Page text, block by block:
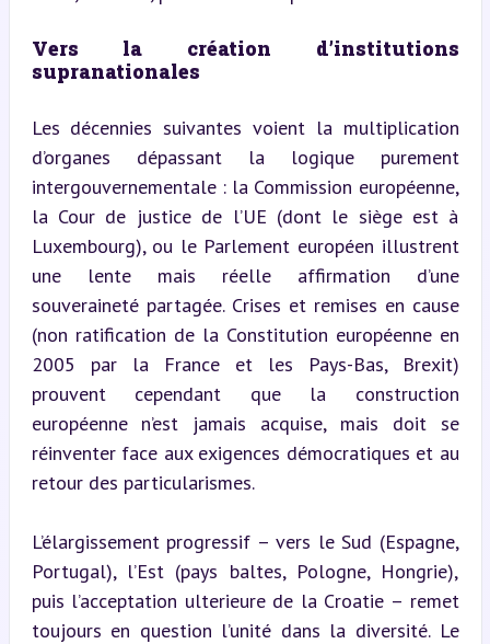
Vers la création d’institutions
supranationales
Les décennies suivantes voient la multiplication
d’organes dépassant la logique purement
intergouvernementale : la Commission européenne,
la Cour de justice de l’UE (dont le siège est à
Luxembourg), ou le Parlement européen illustrent
une lente mais réelle affirmation d’une
souveraineté partagée. Crises et remises en cause
(non ratification de la Constitution européenne en
2005 par la France et les Pays-Bas, Brexit)
prouvent cependant que la construction
européenne n’est jamais acquise, mais doit se
réinventer face aux exigences démocratiques et au
retour des particularismes.
L’élargissement progressif – vers le Sud (Espagne,
Portugal), l’Est (pays baltes, Pologne, Hongrie),
puis l’acceptation ulterieure de la Croatie – remet
toujours en question l’unité dans la diversité. Le